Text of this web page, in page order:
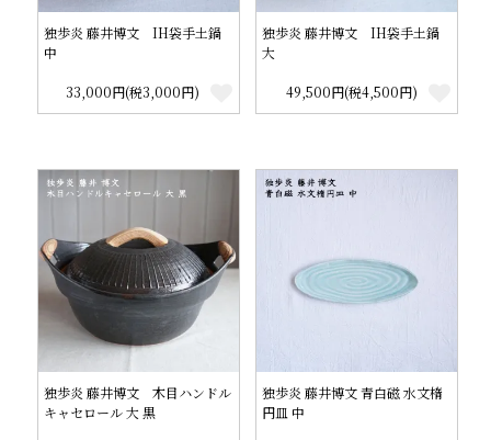
独歩炎 藤井博文 IH袋手土鍋
中
33,000円(税3,000円)
独歩炎 藤井博文 IH袋手土鍋
大
49,500円(税4,500円)
独歩炎 藤井博文 木目ハンドル
キャセロール 大 黒
独歩炎 藤井博文 青白磁 水文楕
円皿 中